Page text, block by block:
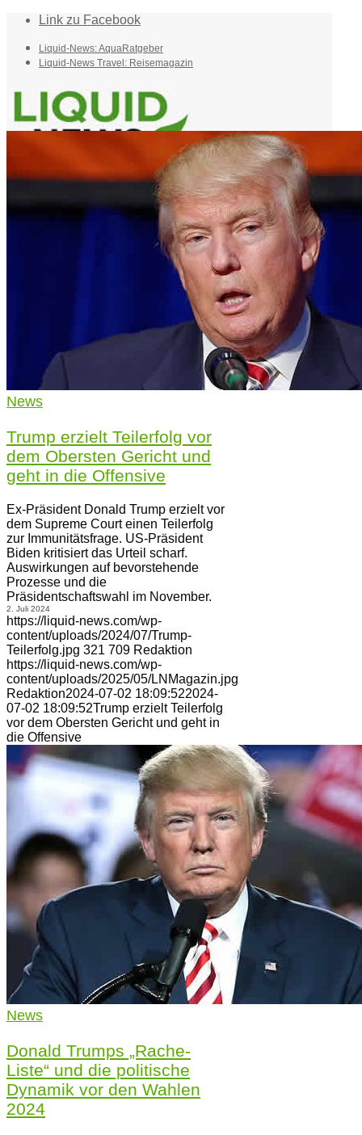
Link zu Facebook
Liquid-News: AquaRatgeber
Liquid-News Travel: Reisemagazin
Home
News
Trump erzielt Teilerfolg vor
dem Obersten Gericht und
geht in die Offensive
Ex-Präsident Donald Trump erzielt vor
dem Supreme Court einen Teilerfolg
zur Immunitätsfrage. US-Präsident
Biden kritisiert das Urteil scharf.
Auswirkungen auf bevorstehende
Prozesse und die
Präsidentschaftswahl im November.
2. Juli 2024
https://liquid-news.com/wp-
content/uploads/2024/07/Trump-
Teilerfolg.jpg 321 709 Redaktion
https://liquid-news.com/wp-
content/uploads/2025/05/LNMagazin.jpg
Redaktion2024-07-02 18:09:522024-
07-02 18:09:52Trump erzielt Teilerfolg
vor dem Obersten Gericht und geht in
die Offensive
News
Donald Trumps „Rache-
Liste“ und die politische
Dynamik vor den Wahlen
2024